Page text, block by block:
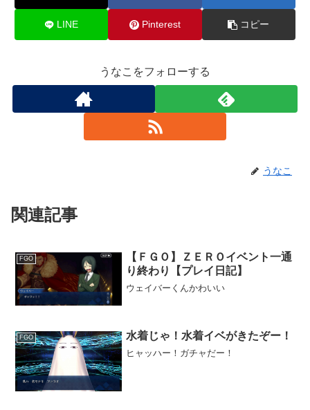
LINE Pinterest コピー
うなこをフォローする
うなこ
関連記事
FGO
【ＦＧＯ】ＺＥＲＯイベント一通
り終わり【プレイ日記】
ウェイバーくんかわいい
FGO 水着じゃ！水着イベがきたぞー！
ヒャッハー！ガチャだー！